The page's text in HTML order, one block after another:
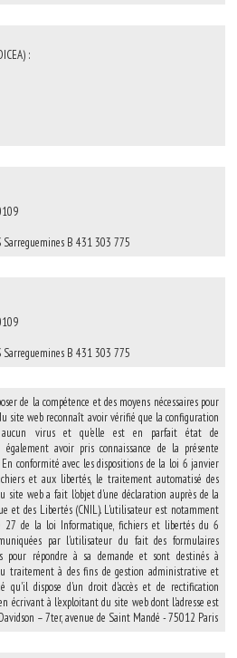
:
Sarreguemines B 431 303 775
Sarreguemines B 431 303 775
de la compétence et des moyens nécessaires pour
site web reconnaît avoir vérifié que la configuration
aucun virus et qu'elle est en parfait état de
avoir pris connaissance de la présente
En conformité avec les dispositions de la loi 6 janvier
et aux libertés, le traitement automatisé des
site web a fait l'objet d'une déclaration auprès de la
et des Libertés (CNIL). L'utilisateur est notamment
27 de la loi Informatique, fichiers et libertés du 6
par l'utilisateur du fait des formulaires
pour répondre à sa demande et sont destinés à
traitement à des fins de gestion administrative et
qu'il dispose d'un droit d'accès et de rectification
écrivant à l'exploitant du site web dont l'adresse est
– 7ter, avenue de Saint Mandé - 75012 Paris